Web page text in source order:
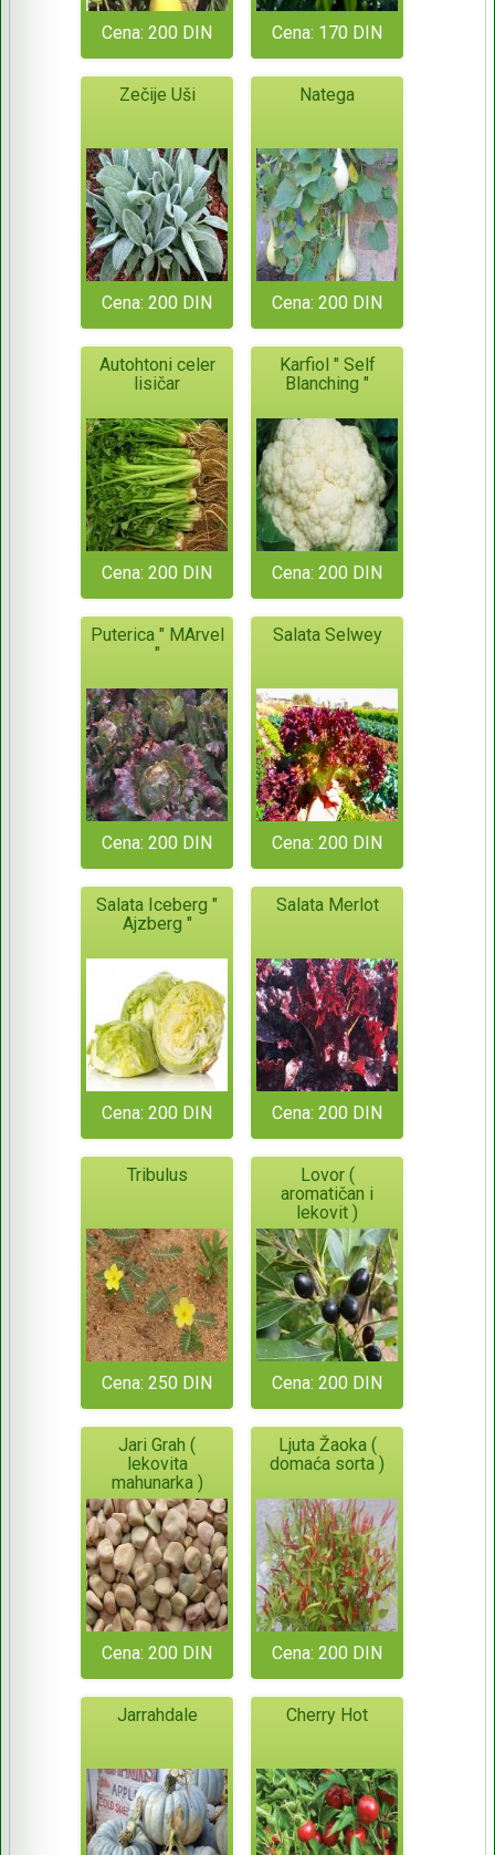
Cena: 200 DIN Cena: 170 DIN
Zečije Uši
Cena: 200 DIN
Natega
Cena: 200 DIN
Autohtoni celer
lisičar
Cena: 200 DIN
Karfiol " Self
Blanching "
Cena: 200 DIN
Puterica " MArvel
"
Cena: 200 DIN
Salata Selwey
Cena: 200 DIN
Salata Iceberg "
Ajzberg "
Cena: 200 DIN
Salata Merlot
Cena: 200 DIN
Tribulus
Cena: 250 DIN
Lovor (
aromatičan i
lekovit )
Cena: 200 DIN
Jari Grah (
lekovita
mahunarka )
Cena: 200 DIN
Ljuta Žaoka (
domaća sorta )
Cena: 200 DIN
Jarrahdale Cherry Hot